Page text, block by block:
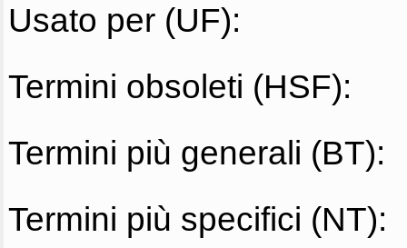
Usato per (UF):
Termini obsoleti (HSF):
Termini più generali (BT):
Termini più specifici (NT):